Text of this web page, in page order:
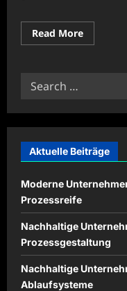
Read MoreRead
more
der
Search
Aktuelle Beiträge
Moderne
Prozessreife
Nachhaltige
Prozessgestaltung
Nachhaltige
Ablaufsysteme